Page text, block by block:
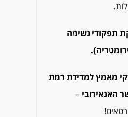
תפקודי נשימה
מאמץ למדידת רמת
האנאירובי –